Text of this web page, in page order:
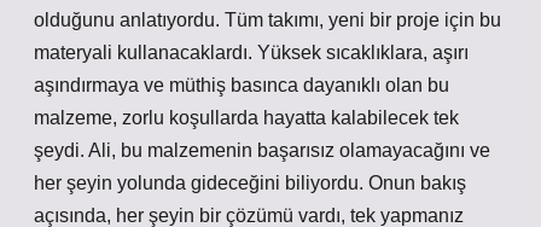
olduğunu anlatıyordu. Tüm takımı, yeni bir proje için bu
materyali kullanacaklardı. Yüksek sıcaklıklara, aşırı
aşındırmaya ve müthiş basınca dayanıklı olan bu
malzeme, zorlu koşullarda hayatta kalabilecek tek
şeydi. Ali, bu malzemenin başarısız olamayacağını ve
her şeyin yolunda gideceğini biliyordu. Onun bakış
açısında, her şeyin bir çözümü vardı, tek yapmanız